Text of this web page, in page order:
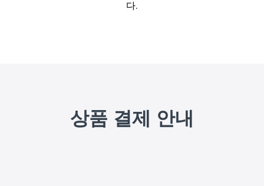
다.
상품 결제 안내